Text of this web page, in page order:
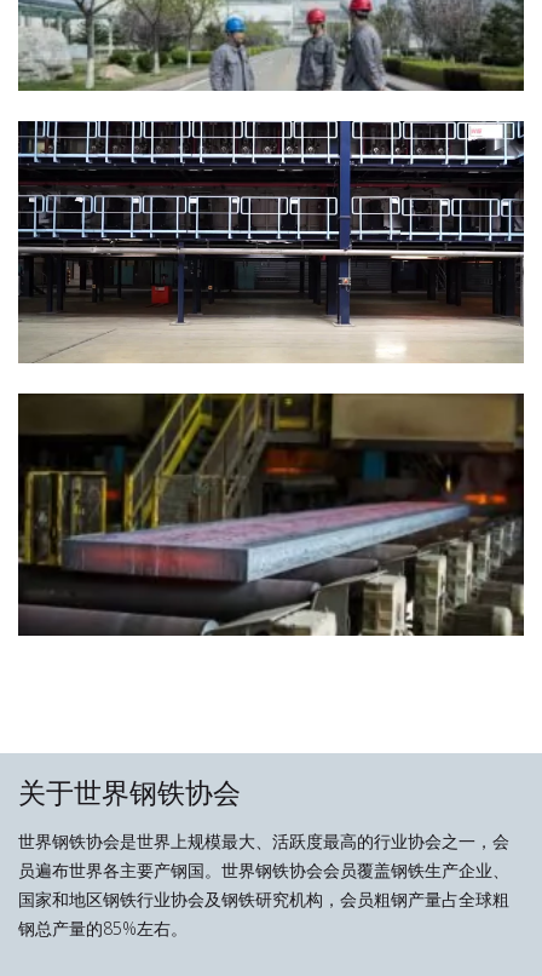
关于世界钢铁协会
世界钢铁协会是世界上规模最大、活跃度最高的行业协会之一，会
员遍布世界各主要产钢国。世界钢铁协会会员覆盖钢铁生产企业、
国家和地区钢铁行业协会及钢铁研究机构，会员粗钢产量占全球粗
钢总产量的85%左右。